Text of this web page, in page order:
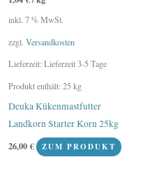
inkl. 7 % MwSt.
zzgl. Versandkosten
Lieferzeit:Lieferzeit 3-5 Tage
Produkt enthält: 25kg
Deuka Kükenmastfutter
Landkorn Starter Korn 25kg
26,00€ ZUM PRODUKT